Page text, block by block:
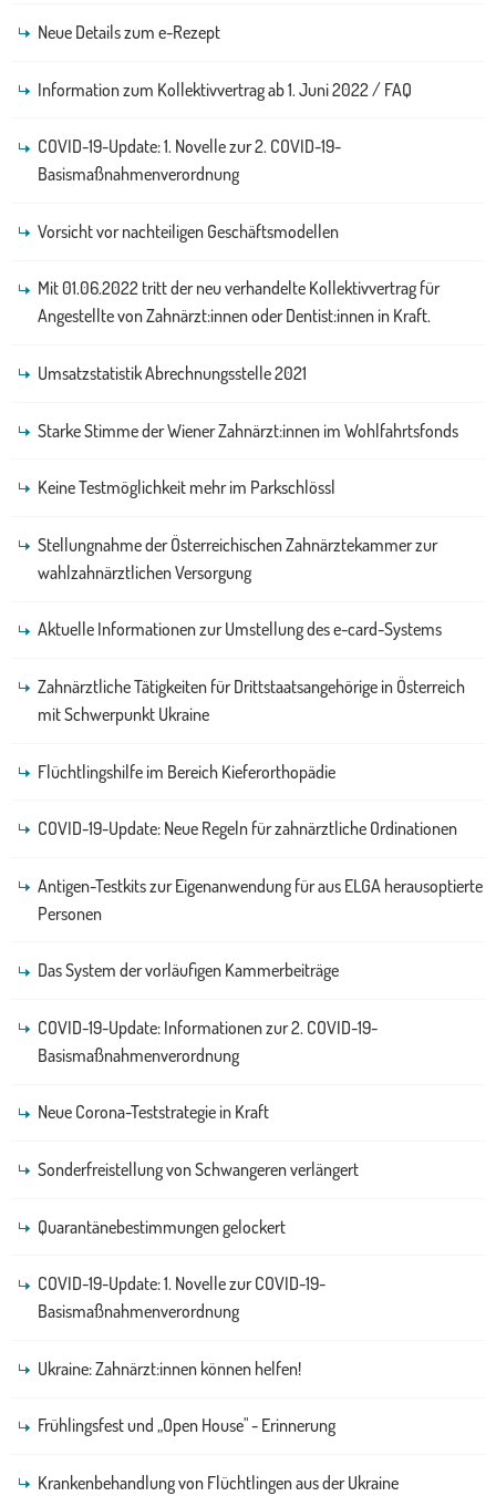
Neue Details zum e-Rezept
Information zum Kollektivvertrag ab 1. Juni 2022 / FAQ
COVID-19-Update: 1. Novelle zur 2. COVID-19-
Basismaßnahmenverordnung
Vorsicht vor nachteiligen Geschäftsmodellen
Mit 01.06.2022 tritt der neu verhandelte Kollektivvertrag für
Angestellte von Zahnärzt:innen oder Dentist:innen in Kraft.
Umsatzstatistik Abrechnungsstelle 2021
Starke Stimme der Wiener Zahnärzt:innen im Wohlfahrtsfonds
Keine Testmöglichkeit mehr im Parkschlössl
Stellungnahme der Österreichischen Zahnärztekammer zur
wahlzahnärztlichen Versorgung
Aktuelle Informationen zur Umstellung des e-card-Systems
Zahnärztliche Tätigkeiten für Drittstaatsangehörige in Österreich
mit Schwerpunkt Ukraine
Flüchtlingshilfe im Bereich Kieferorthopädie
COVID-19-Update: Neue Regeln für zahnärztliche Ordinationen
Antigen-Testkits zur Eigenanwendung für aus ELGA herausoptierte
Personen
Das System der vorläufigen Kammerbeiträge
COVID-19-Update: Informationen zur 2. COVID-19-
Basismaßnahmenverordnung
Neue Corona-Teststrategie in Kraft
Sonderfreistellung von Schwangeren verlängert
Quarantänebestimmungen gelockert
COVID-19-Update: 1. Novelle zur COVID-19-
Basismaßnahmenverordnung
Ukraine: Zahnärzt:innen können helfen!
Frühlingsfest und „Open House" - Erinnerung
Krankenbehandlung von Flüchtlingen aus der Ukraine